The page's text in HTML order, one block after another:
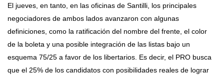
El jueves, en tanto, en las oficinas de Santilli, los principales
negociadores de ambos lados avanzaron con algunas
definiciones, como la ratificación del nombre del frente, el color
de la boleta y una posible integración de las listas bajo un
esquema 75/25 a favor de los libertarios. Es decir, el PRO busca
que el 25% de los candidatos con posibilidades reales de lograr